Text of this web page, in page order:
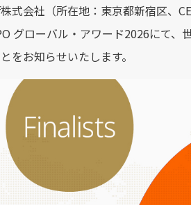
式会社（所在地：東京都新宿区、
グローバル・アワード2026にて
をお知らせいたします。